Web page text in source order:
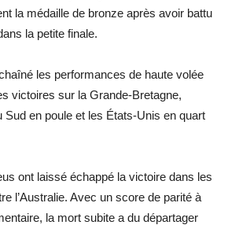
la médaille de bronze après avoir battu
la petite finale.
les performances de haute volée
victoires sur la Grande-Bretagne,
Sud en poule et les États-Unis en quart
ont laissé échappé la victoire dans les
l’Australie. Avec un score de parité à
la mort subite a du départager